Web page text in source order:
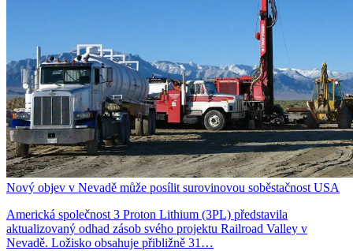
Nový objev v Nevadě může posílit surovinovou soběstačnost USA
Americká společnost 3 Proton Lithium (3PL) představila
aktualizovaný odhad zásob svého projektu Railroad Valley v
Nevadě. Ložisko obsahuje přibližně 31…